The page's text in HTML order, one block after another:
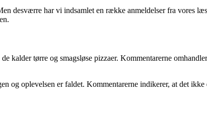
desværre har vi indsamlet en række anmeldelser fra vores
tørre og smagsløse pizzaer. Kommentarerne
og oplevelsen er faldet. Kommentarerne indikerer, at det